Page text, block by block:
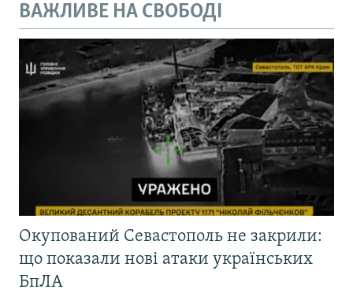
ВАЖЛИВЕ НА СВОБОДІ
Окупований Севастополь не закрили:
що показали нові атаки українських
БпЛА